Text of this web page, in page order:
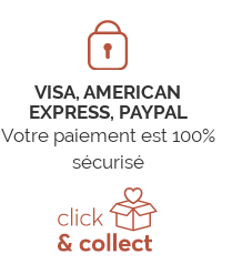
VISA, AMERICAN
EXPRESS, PAYPAL
Votre paiement est 100%
sécurisé